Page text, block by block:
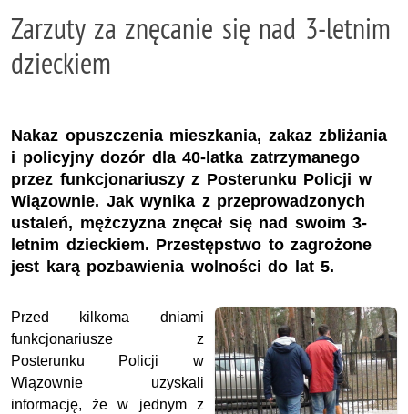
Zarzuty za znęcanie się nad 3-letnim
dzieckiem
Nakaz opuszczenia mieszkania, zakaz zbliżania
i policyjny dozór dla 40-latka zatrzymanego
przez funkcjonariuszy z Posterunku Policji w
Wiązownie. Jak wynika z przeprowadzonych
ustaleń, mężczyzna znęcał się nad swoim 3-
letnim dzieckiem. Przestępstwo to zagrożone
jest karą pozbawienia wolności do lat 5.
Przed kilkoma dniami
funkcjonariusze z
Posterunku Policji w
Wiązownie uzyskali
informację, że w jednym z